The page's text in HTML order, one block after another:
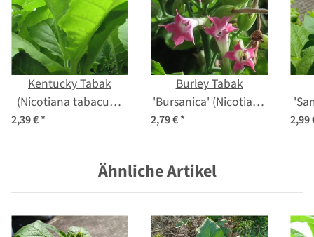
Kentucky Tabak
(Nicotiana tabacum)
2,39 €*
Burley Tabak
'Bursanica' (Nicotiana
tabacum) Samen
2,79 €* 2,99
Ähnliche Artikel